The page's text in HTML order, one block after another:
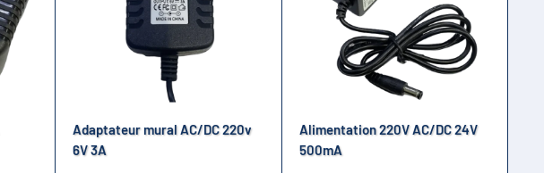
Adaptateur mural AC/DC 220v
6V 3A
Alimentation 220V AC/DC 24V
500mA